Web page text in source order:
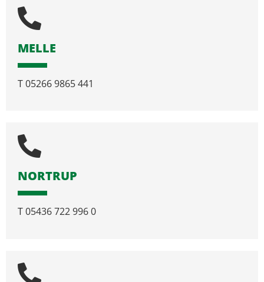
MELLE
T05266 9865 441
NORTRUP
T05436 722 996 0